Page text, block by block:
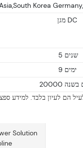
Korea
מגן DC
5 שנים
9 ימים
בשנה
הם לעיון בלבד. למידע
Solution